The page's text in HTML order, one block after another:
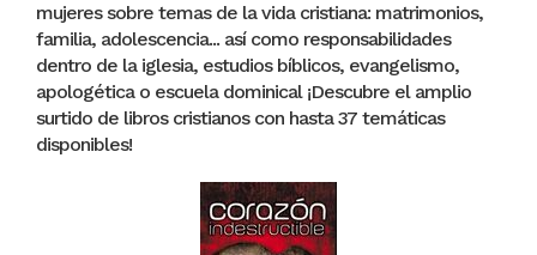
mujeres sobre temas de la vida cristiana: matrimonios,
familia, adolescencia... así como responsabilidades
dentro de la iglesia, estudios bíblicos, evangelismo,
apologética o escuela dominical ¡Descubre el amplio
surtido de libros cristianos con hasta 37 temáticas
disponibles!